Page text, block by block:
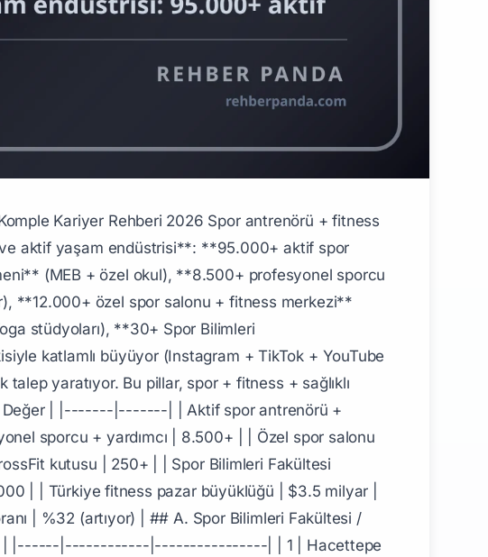
dönemi) | 200M-1.5B TL+ | | Türk milli takım yıldızı (yurt dışında) | 100M-2B TL+ | ### Diğer Branşlar **Basketbol (Süper Lig):** - Standart: 3M-15M TL/yıl - Yıldız: 25M-150M TL/yıl - NBA Türk oyuncuları (Hidayet Türkoğlu + Cedi Osman + Alperen Şengün): $5M-$30M+/yıl **Voleybol Süper Lig:** - Standart: 1.5M-8M TL/yıl - Yıldız (Eda Erdem + Cansu Özbay): 12M-40M TL/yıl **Yüzme + Atletizm + Olimpik branşlar:** - Devlet maaşı (TÜBİTAK + GSB): 25K-80K TL/ay - Sponsor: 50K-2M TL/yıl - Yıldız olimpik (Mete Gazoz + Necmiye Akar): 1M-15M+ TL/yıl ### Sporcu Yan Gelirleri - Sponsor (Nike + Adidas + Puma + Under Armour + spor markası) - Reklam (Türk markaları) - Sosyal medya (Instagram + YouTube) - Antrenmanlık + akademi - Yatırım + iş ## E. Fitness Eğitmeni Kariyeri ### Fitness Sektörü Türkiye **12.000+ özel spor salonu + fitness merkezi:** - **MAC Fit** (lider zincir, 50+ şube) - **B-fit** (kadınlara özel) - **Fitness International** - **Anytime Fitness** (uluslararası) - **Sportif Yaşam Merkezi** - **Eurogym** - **Crossfit kutuları** (250+) - **Bodytec EMS** stüdyoları - **Boutique fitness** (HIIT + barre + kickbox) ### Fitness Eğitmeni Olma **Sertifikasyon yolları:** - BESYO mezunu (öncelikli) - TFF Antrenörlük Lisansı - ACSM-CPT (American College of Sports Medicine — Certified Personal Trainer) - NSCA-CPT (National Strength and Conditioning Association) - ACE-CPT (American Council on Exercise) - ISSA (International Sports Sciences Association) ### Fitness Eğitmeni Maaş | Tip | Aylık Net | |-----|-----------| | Spor salonu eğitmen (yarı zaman) | 18.000-35.000 TL | | Spor salonu tam zaman | 30.000-65.000 TL | | Kişisel antrenör (özel ders) | 50.000-180.000 TL | | Yıldız fitness eğitmeni (sosyal medya) | 200.000-1.500.000 TL+ | | Premium kişisel antrenör | 100.000-500.000 TL | ### Türk Fitness Influencer'lar (Sosyal Medya) - **Eda Köse** (Bodyfit + sosyal medya) - **Cengiz Coşkun** (oyuncu + fitness influencer) - **Sefa Çiloğlu** (PT + influencer) **Sosyal medya geliri:** - Instagram sponsor: 50K-500K TL/post - YouTube AdSense + üyelik: 100K-1M TL/ay - Online program satışı: 50K-300K TL/ay - Ürün lansmanı (kendi marka): 500K-5M+ TL/yıl ## F. Pilates Eğitmeni Kariyeri ### Pilates Sektörü Türkiye **1.500+ pilates stüdyosu** Türkiye'de — son 10 yılda %500 büyüme. ### Pilates Sertifikasyonu **Premium uluslararası sertifikalar:** - **BASI Pilates** (Body Arts and Science International) — ABD merkezi, premium - **STOTT Pilates** (Kanada) — global gold standard - **Romana's Pilates** (orijinal Joseph Pilates yöntemi) - **Polestar Pilates** (rehabilitasyon odaklı) - **Balanced Body** (ABD) - **Power Pilates** (NYC) - **Türkiye yerli:** PMA Pilates Türkiye Akademisi **Süre:** 200-650 saat (mat + reformer + ileri) **Maliyet:** $3.000-$12.000 ### Pilates Eğitmeni Maaş | Tip | Aylık Net | |-----|-----------| | Stüdyo eğitmen | 25.000-65.000 TL | | Premium stüdyo | 65.000-150.000 TL | | Kişisel antrenör | 80.000-280.000 TL | | Stüdyo sahibi | 80.000-450.000 TL | | Yıldız pilates eğitmeni (Bağdat Cad + Etiler) | 200.000-1.000.000 TL+ | ### Pilates Stüdyosu Açma **Yatırım:** - Reformer (4-8 cihaz Balanced Body): 250.000-800.000 TL - Stüdyo tadilatı: 200.000-800.000 TL - Personel ilk yıl: 400.000-1.200.000 TL - Toplam: 1.000.000-3.500.000 TL ## G. Yoga Eğitmeni Kariyeri ### Yoga Sektörü Türkiye **1.200+ yoga stüdyosu**: - **Yoga&You** - **Cihangir Yoga** - **Bodrum Yoga Retreat'ler** - **Akmerkez Yoga Stüdyo** - **Ev'in Yoga Beşiktaş** ### Yoga Sertifikasyonu (Yoga Alliance Standartları) **Yoga Alliance kategorileri:** - **RYT 200** (200 saat) — temel sertifika